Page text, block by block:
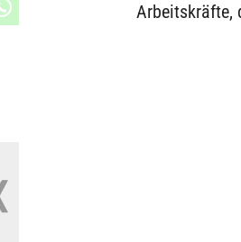
Arbeitskräfte,